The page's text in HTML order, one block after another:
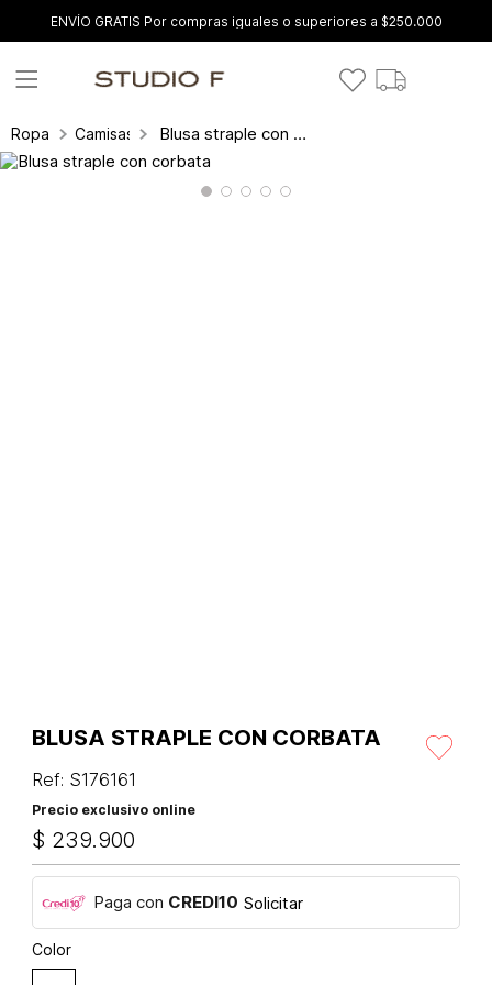
ENVÍO GRATIS Por compras iguales o superiores a $250.000
Ropa Camisas y blusas Blusa straple con corbata
BLUSA STRAPLE CON CORBATA
Ref: S176161
Precio exclusivo online
$ 239.900
Paga con CREDI10 Solicitar
Color